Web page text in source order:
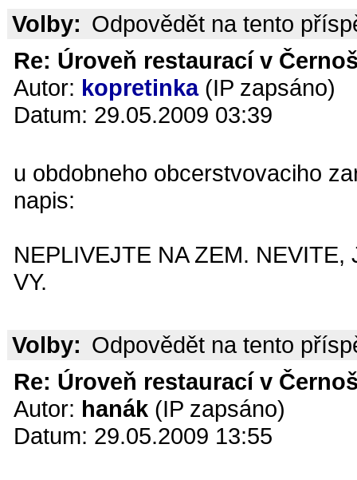
Volby: Odpovědět na tento
Re: Úroveň restaurací v
Autor: kopretinka(IP zapsáno)
Datum: 29.05.2009 03:39
u obdobneho obcerstvovaciho
napis:
NEPLIVEJTE NA ZEM.
VY.
Volby: Odpovědět na tento
Re: Úroveň restaurací v
Autor: hanák (IP zapsáno)
Datum: 29.05.2009 13:55